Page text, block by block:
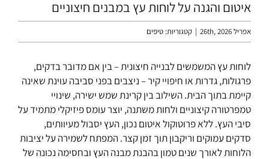
איטום והגנה על לוחות עץ במבנים חיצוניים
אפריל 26th, 2026 | קטגוריות: טיפים
לוחות עץ המשמשים לבנייה חיצונית – בין אם מדובר בדקים,
פרגולות, גדרות או חיפויי קיר – ניצבים בפני סביבה עוינת שאינה
קיימת בתוך הבית. השילוב בין קרינת שמש ישירה, שינויי
טמפרטורה קיצוניים ולחות משתנה, יוצר עומס פיזיקלי מתמיד על
סיבי העץ. ללא פרוטוקול איטום נכון, העץ יסבול מעיוותים,
סדקים עמוקים וריקבון תוך זמן קצר. המפתח לשמירה על יציבות
הלוחות לאורך שנים טמון בהבנת מבנה העץ ובחסימה נכונה של